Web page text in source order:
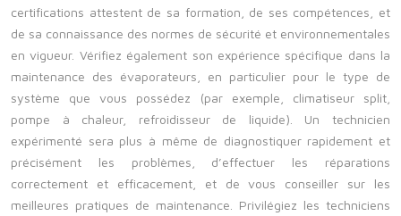
certifications attestent de sa formation, de ses compétences, et
de sa connaissance des normes de sécurité et environnementales
en vigueur. Vérifiez également son expérience spécifique dans la
maintenance des évaporateurs, en particulier pour le type de
système que vous possédez (par exemple, climatiseur split,
pompe à chaleur, refroidisseur de liquide). Un technicien
expérimenté sera plus à même de diagnostiquer rapidement et
précisément les problèmes, d’effectuer les réparations
correctement et efficacement, et de vous conseiller sur les
meilleures pratiques de maintenance. Privilégiez les techniciens